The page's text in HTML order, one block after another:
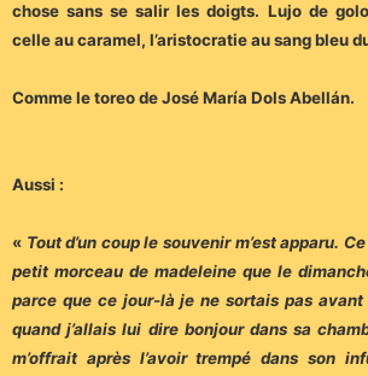
chose sans se salir les doigts. Lujo de
celle au caramel, l’aristocratie au sang bleu
Comme le toreo de José María Dols Abellán.
Aussi :
« Tout d’un coup le souvenir m’est apparu.
petit morceau de madeleine que le
parce que ce jour-là je ne sortais pas avant
quand j’allais lui dire bonjour dans sa
m’offrait après l’avoir trempé dans son